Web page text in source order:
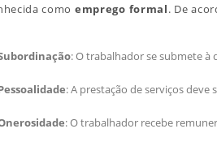
como emprego formal. De
: O trabalhador se submete à
: A prestação de serviços
: O trabalhador recebe